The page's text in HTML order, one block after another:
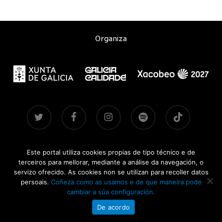
Organiza
twitter facebook instagram spotify tiktok
Contacto |Aviso legal|Accesibilidade|Brandsite| Pasadas
edicións:2021-2022· 2024· 2025
CONCERTOSDOXACOBEO.GAL © 2026
Este portal utiliza cookies propias de tipo técnico e de
terceiros para mellorar, mediante a análise da navegación, o
servizo ofrecido. As cookies non se utilizan para recoller datos
persoais. Coñeza como as usamos e de que maneira pode
cambiar a súa configuración.
De acordo